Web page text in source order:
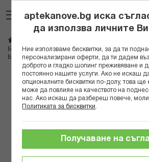
към
съдържанието
Бебешки шишета и чаши
БИБС СТЪКЛЕНА БУТИЛКА IVORY КАУЧУК БАВЕН
Преминете
края
галерията
изображенията
aptekanove.bg иска
да използва личните
Ние използваме бисквитки, за да ти
персонализирани оферти, да ти дадем
доброто и гладко шопинг преживяване и
постоянно нашите услуги. Ако не искаш
опционалните бисквитки по-долу, това ще
може да повлияе на качеството на
нас. Ако искаш да разбереш повече,
Политиката за бисквитки
Получаване на